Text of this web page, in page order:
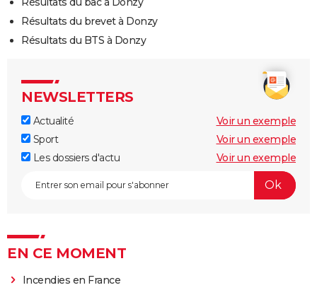
Résultats du brevet à Donzy
Résultats du BTS à Donzy
NEWSLETTERS
Actualité
Voir un exemple
Sport
Voir un exemple
Les dossiers d'actu
Voir un exemple
EN CE MOMENT
Incendies en France